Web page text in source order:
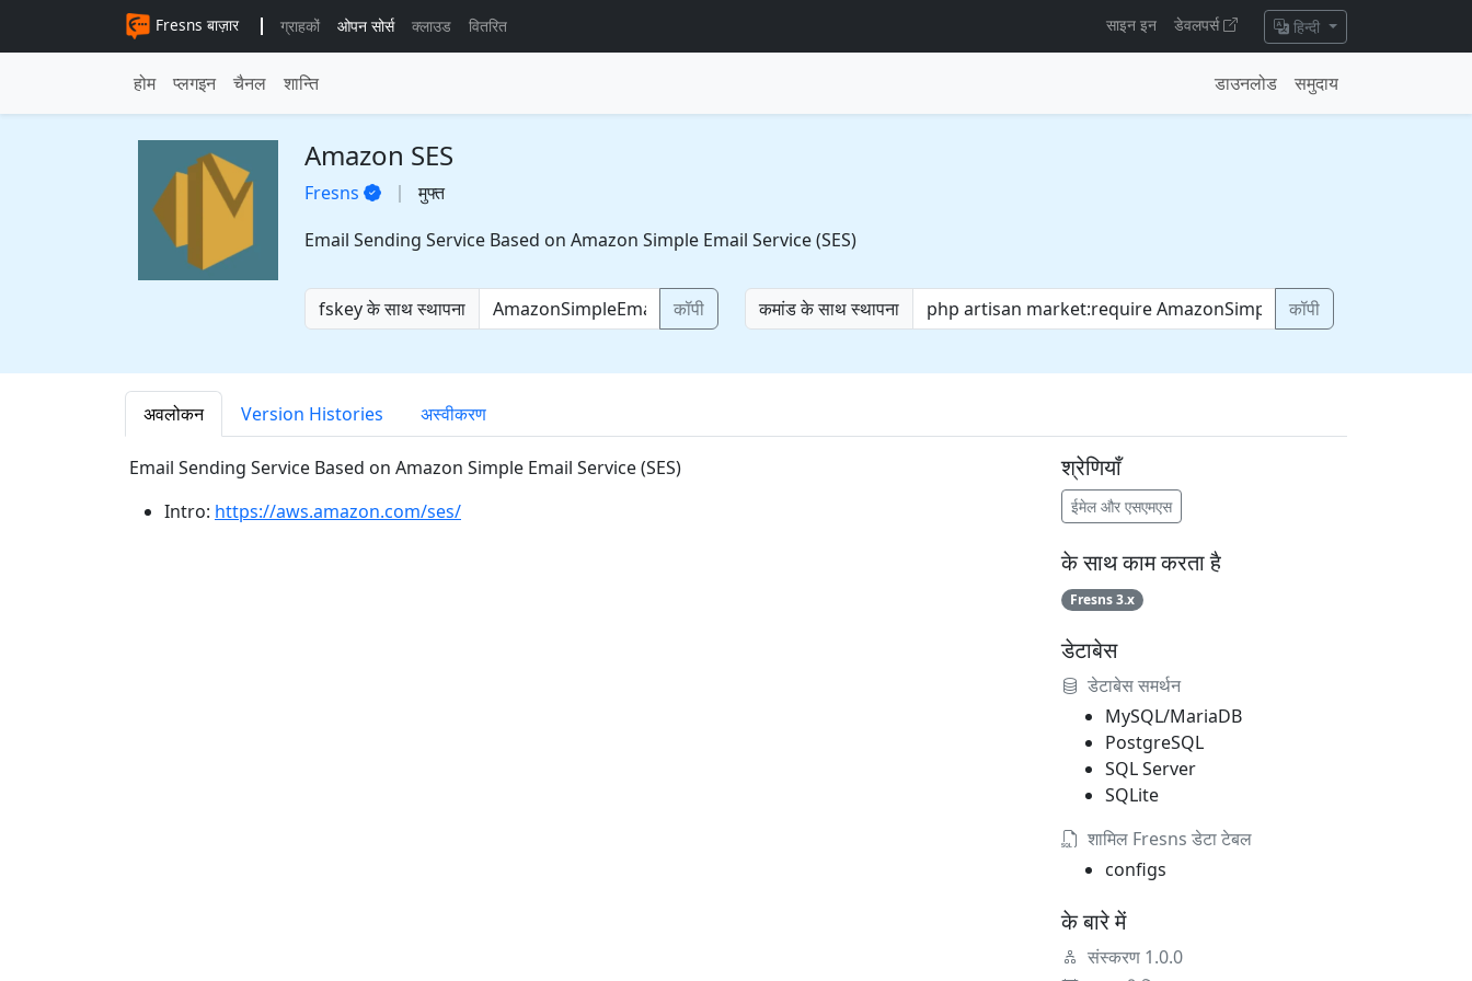
Fresns बाज़ार ग्राहकों ओपन सोर्स क्लाउड वितरित साइन इन डेवलपर्स हिन्दी
होम प्लगइन चैनल शान्ति डाउनलोड समुदाय
Amazon SES
Fresns
मुफ्त
Email Sending Service Based on Amazon Simple Email Service (SES)
fskey के साथ स्थापना कॉपी कमांड के साथ स्थापना कॉपी
अवलोकन Version Histories अस्वीकरण
Email Sending Service Based on Amazon Simple Email Service (SES)
Intro: https://aws.amazon.com/ses/
श्रेणियाँ
ईमेल और एसएमएस
के साथ काम करता है
Fresns 3.x
डेटाबेस
डेटाबेस समर्थन
MySQL/MariaDB
PostgreSQL
SQL Server
SQLite
शामिल Fresns डेटा टेबल
configs
के बारे में
संस्करण 1.0.0